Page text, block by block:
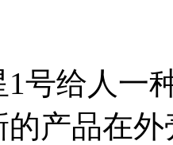
给人一种
的产品在